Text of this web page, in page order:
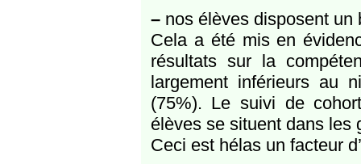
–nos élèves disposent un
Cela a été mis en
résultats sur la
largement inférieurs au
(75%). Le suivi de
élèves se situent dans les
Ceci est hélas un facteur